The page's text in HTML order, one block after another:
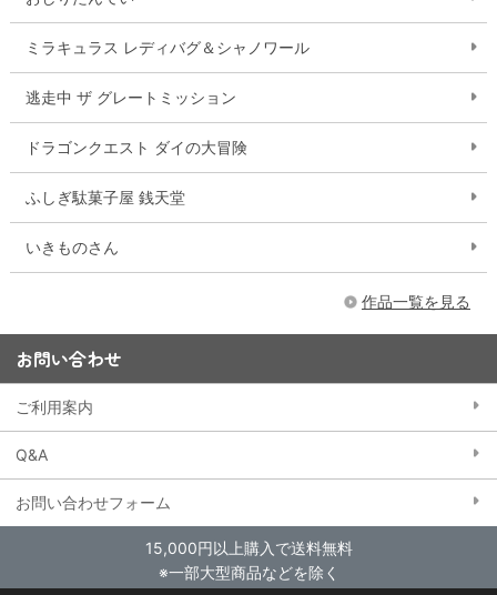
ミラキュラス レディバグ＆シャノワール
逃走中 ザ グレートミッション
ドラゴンクエスト ダイの大冒険
ふしぎ駄菓子屋 銭天堂
いきものさん
作品一覧を見る
お問い合わせ
ご利用案内
Q&A
お問い合わせフォーム
15,000円以上購入で送料無料
※一部大型商品などを除く